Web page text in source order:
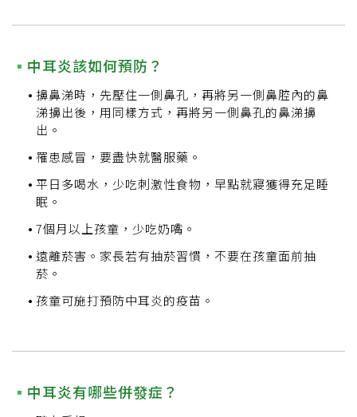
中耳炎該如何預防？
擤鼻涕時，先壓住一側鼻孔，再將另一側鼻腔內的鼻
涕擤出後，用同樣方式，再將另一側鼻孔的鼻涕擤
出。
罹患感冒，要盡快就醫服藥。
平日多喝水，少吃刺激性食物，早點就寢獲得充足睡
眠。
7個月以上孩童，少吃奶嘴。
遠離菸害。家長若有抽菸習慣，不要在孩童面前抽
菸。
孩童可施打預防中耳炎的疫苗。
中耳炎有哪些併發症？